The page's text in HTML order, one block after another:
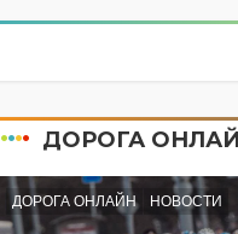
ДОРОГА
ДОРОГА ОНЛАЙН НОВОСТИ